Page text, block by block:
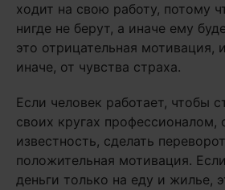
ходит на свою работу, потому
нигде не берут, а иначе ему
это отрицательная мотивация,
иначе, от чувства страха.
Если человек работает, чтобы
своих кругах профессионалом,
известность, сделать
положительная мотивация.
деньги только на еду и жилье,